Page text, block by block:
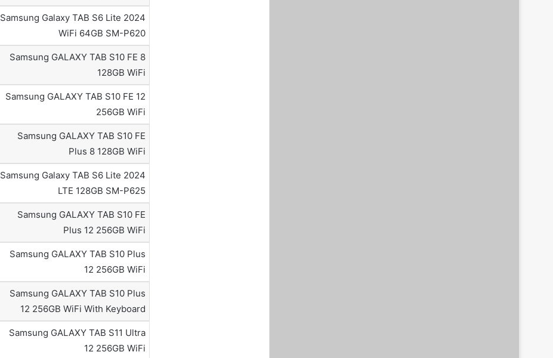
Samsung Galaxy TAB S6 Lite 2024
WiFi 64GB SM-P620
Samsung GALAXY TAB S10 FE 8
128GB WiFi
Samsung GALAXY TAB S10 FE 12
256GB WiFi
Samsung GALAXY TAB S10 FE
Plus 8 128GB WiFi
Samsung Galaxy TAB S6 Lite 2024
LTE 128GB SM-P625
Samsung GALAXY TAB S10 FE
Plus 12 256GB WiFi
Samsung GALAXY TAB S10 Plus
12 256GB WiFi
Samsung GALAXY TAB S10 Plus
12 256GB WiFi With Keyboard
Samsung GALAXY TAB S11 Ultra
12 256GB WiFi